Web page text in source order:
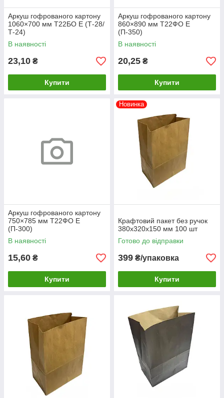
Аркуш гофрованого картону
1060×700 мм Т22БО Е (Т-28/
Т-24)
В наявності
23,10 ₴
Купити
Аркуш гофрованого картону
860×890 мм Т22ФО Е
(П-350)
В наявності
20,25 ₴
Купити
Аркуш гофрованого картону
750×785 мм Т22ФО Е
(П-300)
В наявності
15,60 ₴
Купити
Новинка
Крафтовий пакет без ручок
380х320х150 мм 100 шт
Готово до відправки
399 ₴/упаковка
Купити